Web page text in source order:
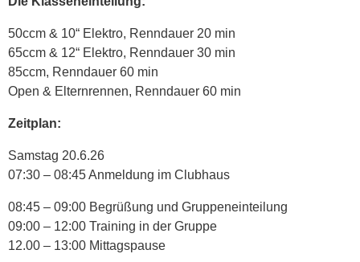
50ccm & 10“ Elektro, Renndauer 20 min
65ccm & 12“ Elektro, Renndauer 30 min
85ccm, Renndauer 60 min
Open & Elternrennen, Renndauer 60 min
Zeitplan:
Samstag 20.6.26
07:30 – 08:45 Anmeldung im Clubhaus
08:45 – 09:00 Begrüßung und Gruppeneinteilung
09:00 – 12:00 Training in der Gruppe
12.00 – 13:00 Mittagspause